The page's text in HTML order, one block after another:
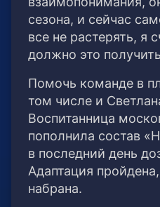
сезона, и сейчас
все не растерять, я
должно это
Помочь команде в
том числе и
Воспитанница
пополнила состав
в последний день
Адаптация
набрана.